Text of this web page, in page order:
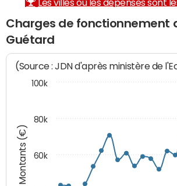
Les villes où les dépenses sont
Charges de fonctionnement
Guétard
Montants (€)
(Source : JDN d'après ministère de
60k
80k
100k